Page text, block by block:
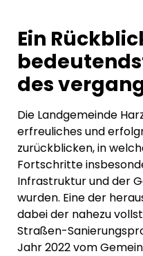
Ein
des
Die Landgemeinde
erfreuliches und
zurückblicken, in
Fortschritte
Infrastruktur und der
wurden. Eine der
dabei der nahezu
Straßen-
Jahr 2022 vom